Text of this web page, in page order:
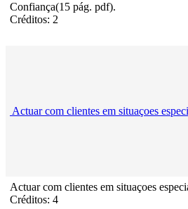
Confiança(15 pág. pdf).
Créditos: 2
Actuar com clientes em situaçoes
Actuar com clientes em situaçoes
Créditos: 4